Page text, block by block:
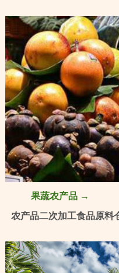
农产品二次加工食品原料
果蔬农产品 →